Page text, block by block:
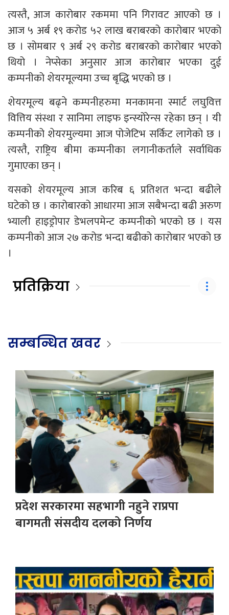
त्यस्तै, आज कारोबार रकममा पनि गिरावट आएको छ ।
आज ५ अर्ब १९ करोड ५२ लाख बराबरको कारोबार भएको
छ । सोमबार ९ अर्ब २९ करोड बराबरको कारोबार भएको
थियो । नेप्सेका अनुसार आज कारोबार भएका दुई
कम्पनीको शेयरमूल्यमा उच्च बृद्धि भएको छ ।
शेयरमूल्य बढ्ने कम्पनीहरुमा मनकामना स्मार्ट लघुवित्त
वित्तिय संस्था र सानिमा लाइफ इन्स्योरेन्स रहेका छन् । यी
कम्पनीको शेयरमुल्यमा आज पोजेटिभ सर्किट लागेको छ ।
त्यस्तै, राष्ट्रिय बीमा कम्पनीका लगानीकर्ताले सर्वाधिक
गुमाएका छन् ।
यसको शेयरमूल्य आज करिब ६ प्रतिशत भन्दा बढीले
घटेको छ । कारोबारको आधारमा आज सबैभन्दा बढी अरुण
भ्याली हाइड्रोपार डेभलपमेन्ट कम्पनीको भएको छ । यस
कम्पनीको आज २७ करोड भन्दा बढीको कारोबार भएको छ
।
प्रतिक्रिया
सम्बन्धित खवर
प्रदेश सरकारमा सहभागी नहुने राप्रपा
बागमती संसदीय दलको निर्णय